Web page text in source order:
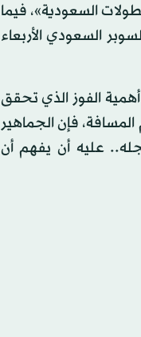
السعودية»، فيما
السعودي الأربعاء
الفوز الذي تحقق
فإن الجماهير
عليه أن يفهم أن